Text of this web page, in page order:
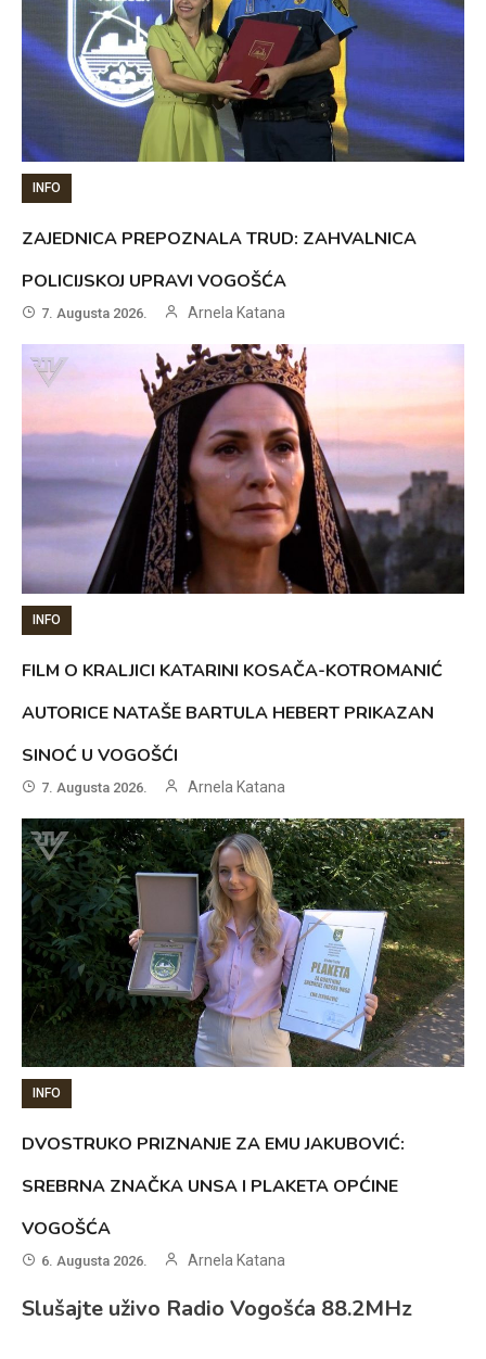
INFO
ZAJEDNICA PREPOZNALA TRUD: ZAHVALNICA
POLICIJSKOJ UPRAVI VOGOŠĆA
7. Augusta 2026. Arnela Katana
INFO
FILM O KRALJICI KATARINI KOSAČA-KOTROMANIĆ
AUTORICE NATAŠE BARTULA HEBERT PRIKAZAN
SINOĆ U VOGOŠĆI
7. Augusta 2026. Arnela Katana
INFO
DVOSTRUKO PRIZNANJE ZA EMU JAKUBOVIĆ:
SREBRNA ZNAČKA UNSA I PLAKETA OPĆINE
VOGOŠĆA
6. Augusta 2026. Arnela Katana
Slušajte uživo Radio Vogošća 88.2MHz